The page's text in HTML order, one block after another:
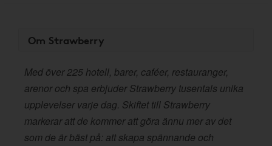
Om Strawberry
Med över 225 hotell, barer, caféer, restauranger,
arenor och spa erbjuder Strawberry tusentals unika
upplevelser varje dag. Skiftet till Strawberry
markerar att de kommer att göra ännu mer av det
som de är bäst på: att skapa spännande och